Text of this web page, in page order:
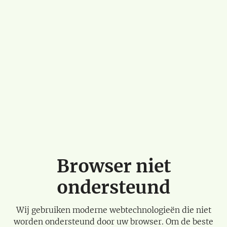
Browser niet
ondersteund
Wij gebruiken moderne webtechnologieën die niet
worden ondersteund door uw browser. Om de beste